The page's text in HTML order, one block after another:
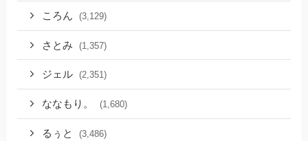
ころん (3,129)
さとみ (1,357)
ジェル (2,351)
ななもり。 (1,680)
るぅと (3,486)